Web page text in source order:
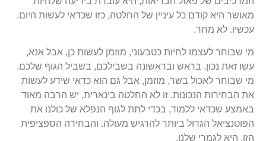
מאושר היא קודם כל עיניין של החלטה, כזו שכדאי לעשות היום.
עכשיו. לא מחר.
מי שבוחר לעצמו לחיות כטבעוני, מוזמן לעשות כן, אבל אנא,
עשו זאת נכון. בראש ובראשונה בשבילכם, בשביל הגוף שלכם.
מי שבוחר לאכול בשר, מוזמן, אבל גם הוא כדאי שידע לעשות
את הבחירות הנכונות. זו לא החלטה בינארית, יש הרבה מאוד
באמצע שכדאי ללמוד, בכדי לתת לגוף הנפלא של כולנו את
הפוטנציאל הגדול ביותר להרגיש מעולה. והבחירה הספציפית
הזו, היא לגמרי שלנו.